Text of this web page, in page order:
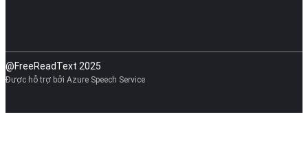
@FreeReadText 2025
Được hỗ trợ bởi Azure Speech Service